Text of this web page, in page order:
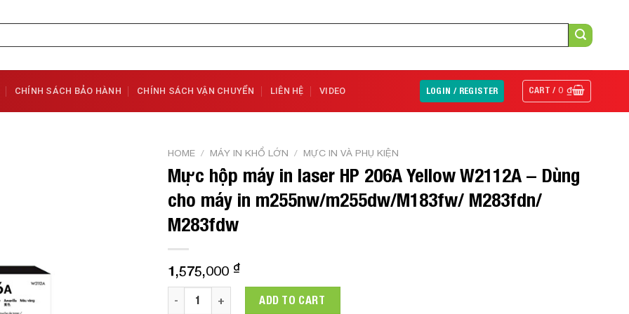
CHÍNH SÁCH BẢO HÀNH CHÍNH SÁCH VẬN CHUYỂN LIÊN HỆ VIDEO LOGIN / REGISTER CART /0₫
HOME / MÁY IN KHỔ LỚN / MỰC IN VÀ PHỤ KIỆN
Mực hộp máy in laser HP 206A Yellow W2112A – Dùng
cho máy in m255nw/m255dw/M183fw/ M283fdn/
M283fdw
1,575,000 ₫
Mực hộp máy in laser HP 206A Yellow W2112A - Dùng cho máy in m255nw/m255dw/M183fw/
ADD TO CART